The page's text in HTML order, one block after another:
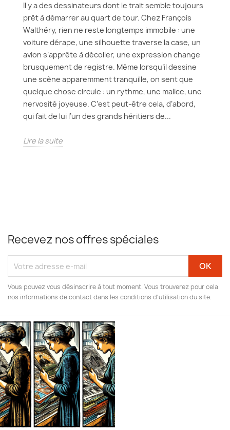
Il y a des dessinateurs dont le trait semble toujours
prêt à démarrer au quart de tour. Chez François
Walthéry, rien ne reste longtemps immobile : une
voiture dérape, une silhouette traverse la case, un
avion s’apprête à décoller, une expression change
brusquement de registre. Même lorsqu’il dessine
une scène apparemment tranquille, on sent que
quelque chose circule : un rythme, une malice, une
nervosité joyeuse. C’est peut-être cela, d’abord,
qui fait de lui l’un des grands héritiers de...
Lire la suite
Recevez nos offres spéciales
Vous pouvez vous désinscrire à tout moment. Vous trouverez pour cela
nos informations de contact dans les conditions d'utilisation du site.